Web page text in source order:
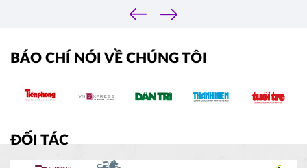
‹
›
BÁO CHÍ NÓI VỀ CHÚNG TÔI
ĐỐI TÁC